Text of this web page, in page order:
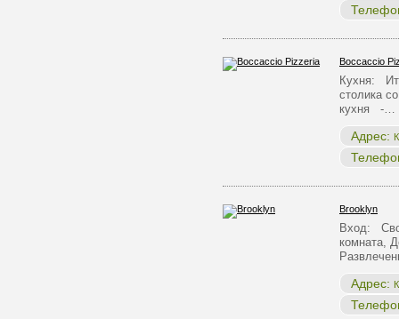
Boccaccio
Кухня:
столика
кухня -…
Адрес:
Brooklyn
Вход:
комната,
Адрес: